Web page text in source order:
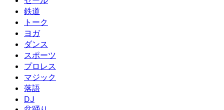
鉄道
トーク
ヨガ
ダンス
スポーツ
プロレス
マジック
落語
DJ